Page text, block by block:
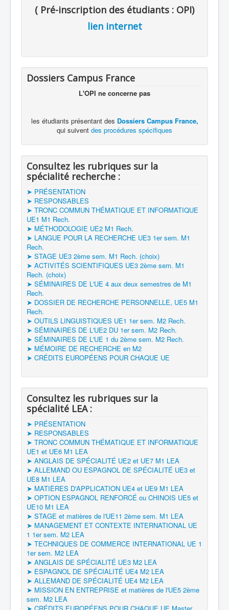
( Pré-inscription des étudiants : OPI)
lien internet
Dossiers Campus France
L'OPI ne concerne pas
les étudiants présentant des Dossiers Campus France,
qui suivent des procédures spécifiques
Consultez les rubriques sur la
spécialité recherche :
➤ PRÉSENTATION
➤ RESPONSABLES
➤ TRONC COMMUN THÉMATIQUE ET INFORMATIQUE
UE1 M1 Rech.
➤ MÉTHODOLOGIE UE2 M1 Rech.
➤ LANGUE POUR LA RECHERCHE UE3 1er sem. M1
Rech.
➤ STAGE UE3 2ème sem. M1 Rech. (choix)
➤ ACTIVITÉS SCIENTIFIQUES UE3 2ème sem. M1
Rech. (choix)
➤ SÉMINAIRES DE L'UE 4 aux deux semestres de M1
Rech.
➤ DOSSIER DE RECHERCHE PERSONNELLE, UE5 M1
Rech.
➤ OUTILS LINGUISTIQUES UE1 1er sem. M2 Rech.
➤ SÉMINAIRES DE L'UE2 DU 1er sem. M2 Rech.
➤ SÉMINAIRES DE L'UE 1 du 2ème sem. M2 Rech.
➤ MÉMOIRE DE RECHERCHE en M2
➤ CRÉDITS EUROPÉENS POUR CHAQUE UE
Consultez les rubriques sur la
spécialité LEA :
➤ PRÉSENTATION
➤ RESPONSABLES
➤ TRONC COMMUN THÉMATIQUE ET INFORMATIQUE
UE1 et UE6 M1 LEA
➤ ANGLAIS DE SPÉCIALITÉ UE2 et UE7 M1 LEA
➤ ALLEMAND OU ESPAGNOL DE SPÉCIALITÉ UE3 et
UE8 M1 LEA
➤ MATIÈRES D'APPLICATION UE4 et UE9 M1 LEA
➤ OPTION ESPAGNOL RENFORCÉ ou CHINOIS UE5 et
UE10 M1 LEA
➤ STAGE et matières de l'UE11 2ème sem. M1 LEA
➤ MANAGEMENT ET CONTEXTE INTERNATIONAL UE
1 1er sem. M2 LEA
➤ TECHNIQUES DE COMMERCE INTERNATIONAL UE 1
1er sem. M2 LEA
➤ ANGLAIS DE SPÉCIALITÉ UE3 M2 LEA
➤ ESPAGNOL DE SPÉCIALITÉ UE4 M2 LEA
➤ ALLEMAND DE SPÉCIALITÉ UE4 M2 LEA
➤ MISSION EN ENTREPRISE et matières de l'UE5 2ème
sem. M2 LEA
➤ CRÉDITS EUROPÉENS POUR CHAQUE UE Master